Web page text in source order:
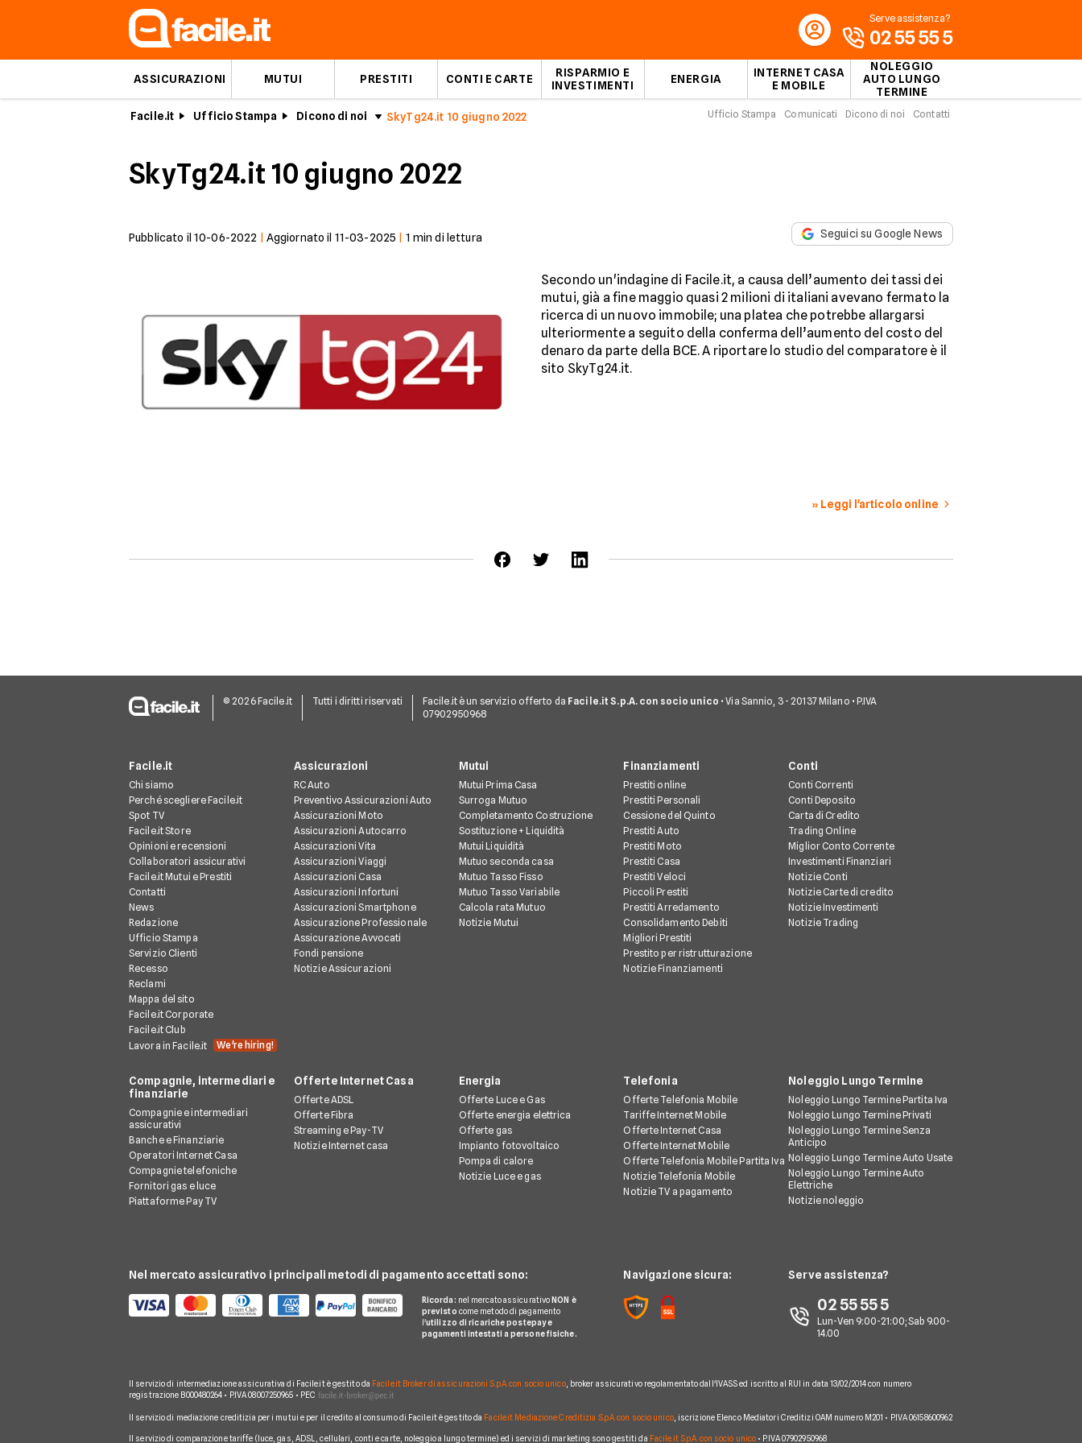
ASSICURAZIONI MUTUI PRESTITI CONTI E CARTE
RISPARMIO E
INVESTIMENTI
ENERGIA
INTERNET CASA
E MOBILE
NOLEGGIO
AUTO LUNGO
TERMINE
Serve assistenza?
02 55 55 5
Facile.it Ufficio Stampa Dicono di noi SkyTg24.it 10 giugno 2022 Ufficio Stampa Comunicati Dicono di noi Contatti
SkyTg24.it 10 giugno 2022
Pubblicato il 10-06-2022 Aggiornato il 11-03-2025 1 min di lettura Seguici su Google News
Secondo un'indagine di Facile.it, a causa dell’aumento dei tassi dei
mutui, già a fine maggio quasi 2 milioni di italiani avevano fermato la
ricerca di un nuovo immobile; una platea che potrebbe allargarsi
ulteriormente a seguito della conferma dell’aumento del costo del
denaro da parte della BCE. A riportare lo studio del comparatore è il
sito SkyTg24.it.
» Leggi l'articolo online
© 2026 Facile.it Tutti i diritti riservati Facile.it è un servizio offerto da Facile.it S.p.A. con socio unico • Via Sannio, 3 - 20137 Milano • P.IVA
07902950968
Facile.it
Chi siamo
Perché scegliere Facile.it
Spot TV
Facile.it Store
Opinioni e recensioni
Collaboratori assicurativi
Facile.it Mutui e Prestiti
Contatti
News
Redazione
Ufficio Stampa
Servizio Clienti
Recesso
Reclami
Mappa del sito
Facile.it Corporate
Facile.it Club
Lavora in Facile.it
We're hiring!
Assicurazioni
RC Auto
Preventivo Assicurazioni Auto
Assicurazioni Moto
Assicurazioni Autocarro
Assicurazioni Vita
Assicurazioni Viaggi
Assicurazioni Casa
Assicurazioni Infortuni
Assicurazioni Smartphone
Assicurazione Professionale
Assicurazione Avvocati
Fondi pensione
Notizie Assicurazioni
Mutui
Mutui Prima Casa
Surroga Mutuo
Completamento Costruzione
Sostituzione + Liquidità
Mutui Liquidità
Mutuo seconda casa
Mutuo Tasso Fisso
Mutuo Tasso Variabile
Calcola rata Mutuo
Notizie Mutui
Finanziamenti
Prestiti online
Prestiti Personali
Cessione del Quinto
Prestiti Auto
Prestiti Moto
Prestiti Casa
Prestiti Veloci
Piccoli Prestiti
Prestiti Arredamento
Consolidamento Debiti
Migliori Prestiti
Prestito per ristrutturazione
Notizie Finanziamenti
Conti
Conti Correnti
Conti Deposito
Carta di Credito
Trading Online
Miglior Conto Corrente
Investimenti Finanziari
Notizie Conti
Notizie Carte di credito
Notizie Investimenti
Notizie Trading
Compagnie, intermediari e
finanziarie
Compagnie e intermediari
assicurativi
Banche e Finanziarie
Operatori Internet Casa
Compagnie telefoniche
Fornitori gas e luce
Piattaforme Pay TV
Offerte Internet Casa
Offerte ADSL
Offerte Fibra
Streaming e Pay-TV
Notizie Internet casa
Energia
Offerte Luce e Gas
Offerte energia elettrica
Offerte gas
Impianto fotovoltaico
Pompa di calore
Notizie Luce e gas
Telefonia
Offerte Telefonia Mobile
Tariffe Internet Mobile
Offerte Internet Casa
Offerte Internet Mobile
Offerte Telefonia Mobile Partita Iva
Notizie Telefonia Mobile
Notizie TV a pagamento
Noleggio Lungo Termine
Noleggio Lungo Termine Partita Iva
Noleggio Lungo Termine Privati
Noleggio Lungo Termine Senza
Anticipo
Noleggio Lungo Termine Auto Usate
Noleggio Lungo Termine Auto
Elettriche
Notizie noleggio
Nel mercato assicurativo i principali metodi di pagamento accettati sono:
Ricorda: nel mercato assicurativo NON è
previsto come metodo di pagamento
l'utilizzo di ricariche postepay e
pagamenti intestati a persone fisiche.
Navigazione sicura: Serve assistenza?
02 55 55 5
Lun-Ven 9:00-21:00; Sab 9.00-
14.00
Il servizio di intermediazione assicurativa di Facile.it è gestito da Facile.it Broker di assicurazioni S.p.A. con socio unico, broker assicurativo regolamentato dall'IVASS ed iscritto al RUI in data 13/02/2014 con numero
registrazione B000480264 • P.IVA 08007250965 • PEC
Il servizio di mediazione creditizia per i mutui e per il credito al consumo di Facile.it è gestito da Facile.it Mediazione Creditizia S.p.A. con socio unico, iscrizione Elenco Mediatori Creditizi OAM numero M201 • P.IVA 06158600962
Il servizio di comparazione tariffe (luce, gas, ADSL, cellulari, conti e carte, noleggio a lungo termine) ed i servizi di marketing sono gestiti da Facile.it S.p.A. con socio unico • P.IVA 07902950968